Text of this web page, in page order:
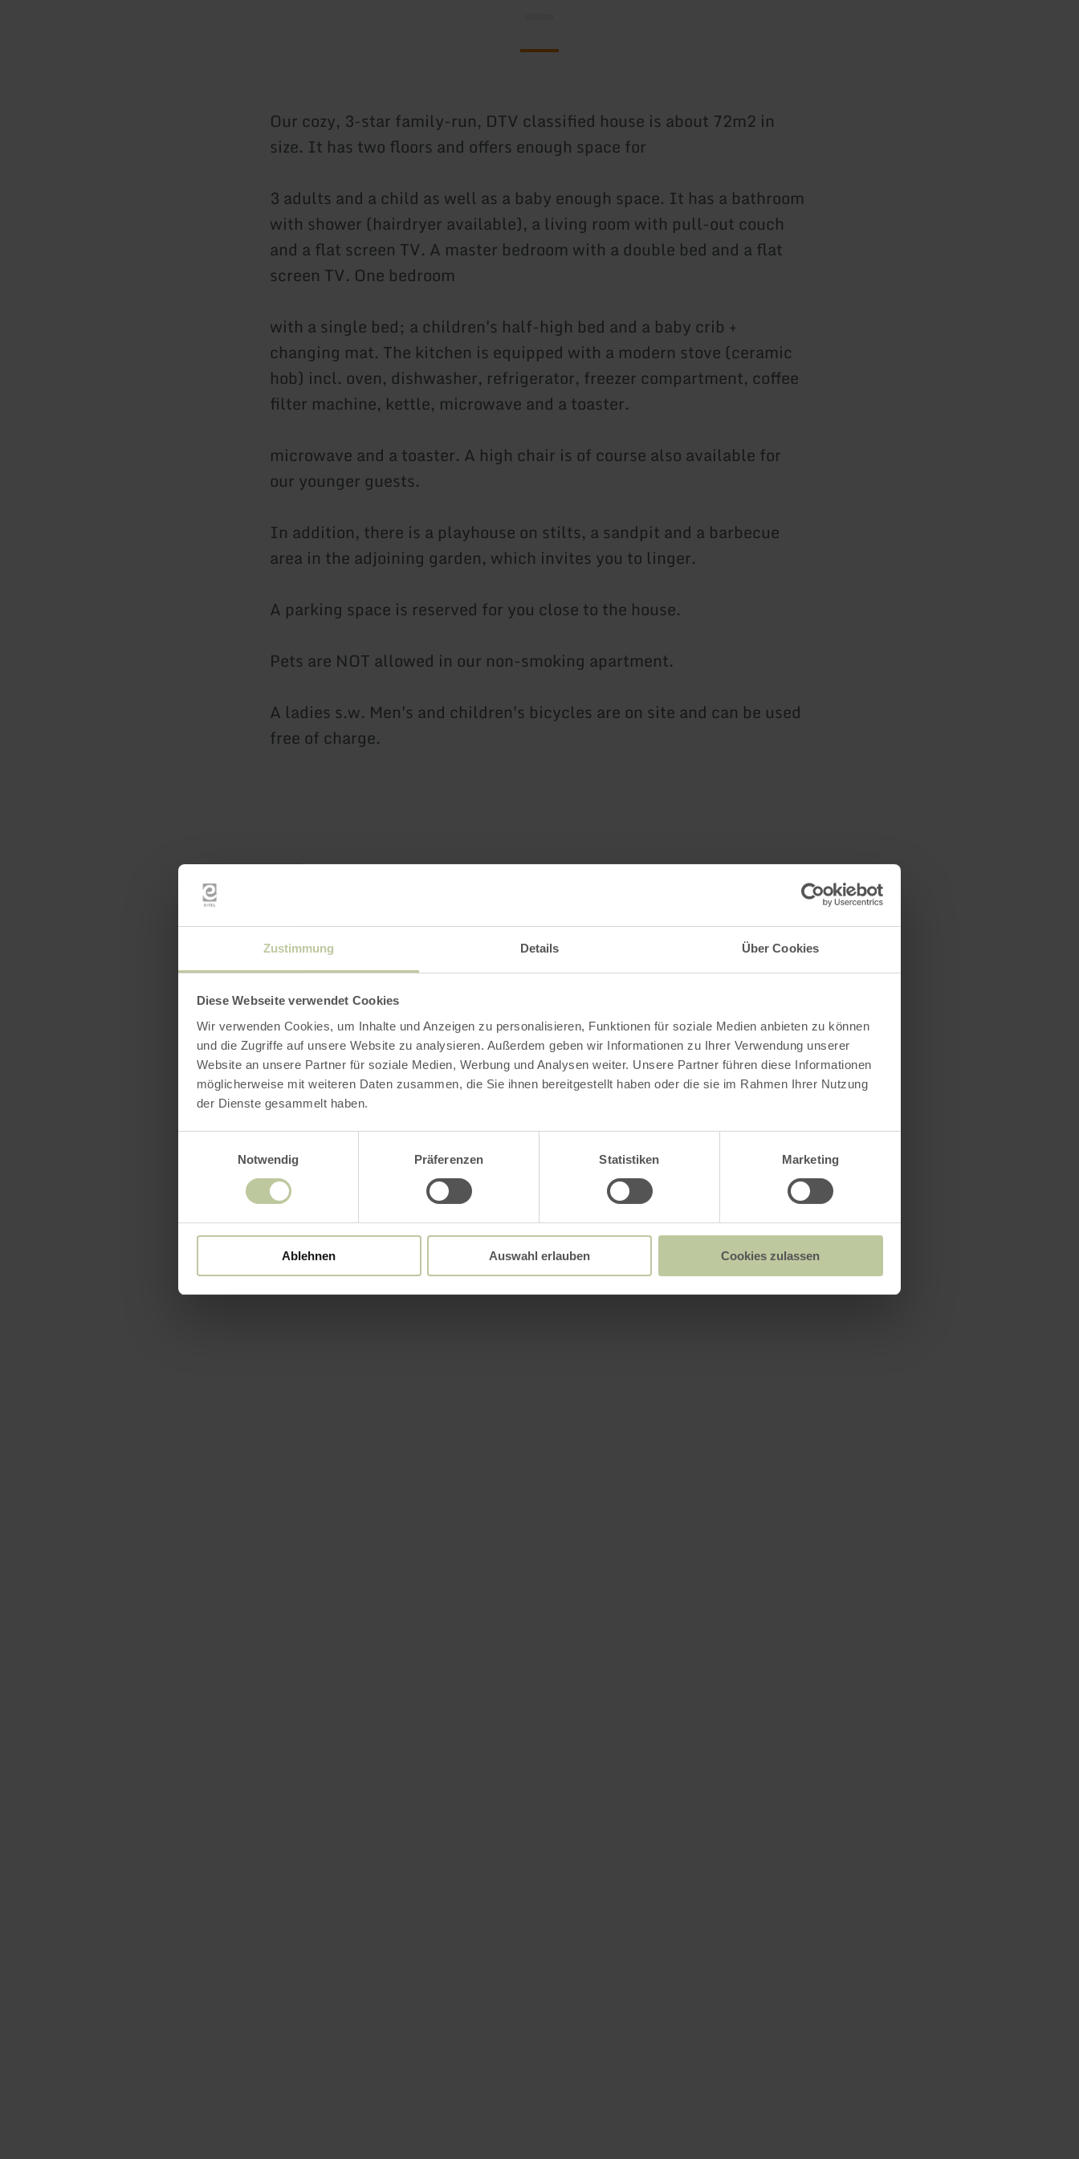
Zustimmung Details Über Cookies
Diese Webseite verwendet Cookies
Wir verwenden Cookies, um Inhalte und Anzeigen zu personalisieren, Funktionen für soziale Medien anbieten zu können
und die Zugriffe auf unsere Website zu analysieren. Außerdem geben wir Informationen zu Ihrer Verwendung unserer
Website an unsere Partner für soziale Medien, Werbung und Analysen weiter. Unsere Partner führen diese Informationen
möglicherweise mit weiteren Daten zusammen, die Sie ihnen bereitgestellt haben oder die sie im Rahmen Ihrer Nutzung
der Dienste gesammelt haben.
Notwendig
Präferenzen Statistiken Marketing
Ablehnen Auswahl erlauben Cookies zulassen
Our cozy, 3-star family-run, DTV classified house is about 72m2 in
size. It has two floors and offers enough space for
3 adults and a child as well as a baby enough space. It has a bathroom
with shower (hairdryer available), a living room with pull-out couch
and a flat screen TV. A master bedroom with a double bed and a flat
screen TV. One bedroom
with a single bed; a children's half-high bed and a baby crib +
changing mat. The kitchen is equipped with a modern stove (ceramic
hob) incl. oven, dishwasher, refrigerator, freezer compartment, coffee
filter machine, kettle, microwave and a toaster.
microwave and a toaster. A high chair is of course also available for
our younger guests.
In addition, there is a playhouse on stilts, a sandpit and a barbecue
area in the adjoining garden, which invites you to linger.
A parking space is reserved for you close to the house.
Pets are NOT allowed in our non-smoking apartment.
A ladies s.w. Men's and children's bicycles are on site and can be used
free of charge.